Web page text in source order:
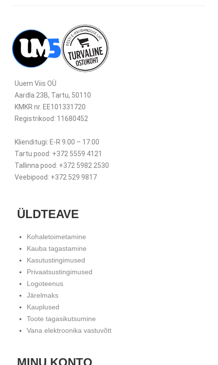
Uuem Viis OÜ
Aardla 23B, Tartu, 50110
KMKR nr. EE101331720
Registrikood: 11680452
Klienditugi: E-R 9.00 – 17.00
Tartu pood: +372 5559 4121
Tallinna pood: +372 5982 2530
Veebipood: +372 529 9817
ÜLDTEAVE
Kohaletoimetamine
Kauba tagastamine
Kasutustingimused
Privaatsustingimused
Logoteenus
Järelmaks
Kauplused
Toote tagasikutsumine
Vana elektroonika vastuvõtt
MINU KONTO